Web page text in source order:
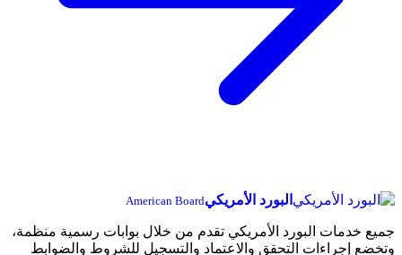
البورد الأمريكيAmerican Board
جميع خدمات البورد الأمريكي تقدم من خلال بوابات رسمية منظمة،
وتخضع إجراءات التحقق والاعتماد والتسجيل للشروط والضوابط